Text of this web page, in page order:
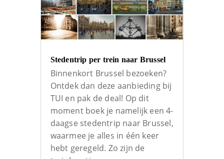
Stedentrip per trein naar Brussel
Binnenkort Brussel bezoeken?
Ontdek dan deze aanbieding bij
TUI en pak de deal! Op dit
moment boek je namelijk een 4-
daagse stedentrip naar Brussel,
waarmee je alles in één keer
hebt geregeld. Zo zijn de